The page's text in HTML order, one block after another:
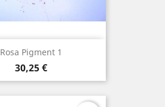
Rosa Pigment 1
Preis
30,25 €